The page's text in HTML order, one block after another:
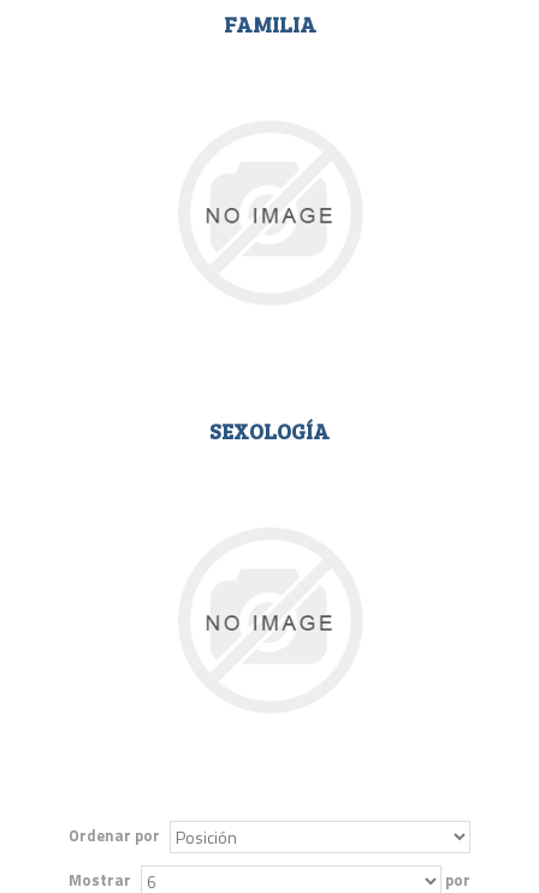
FAMILIA
SEXOLOGÍA
Ordenar por
Mostrar
por